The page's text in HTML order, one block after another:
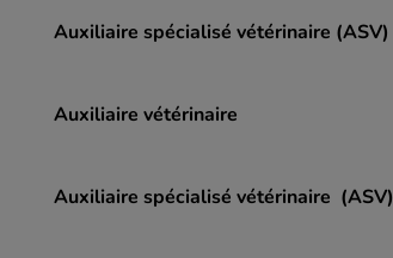
Auxiliaire spécialisé vétérinaire (ASV)
Auxiliaire vétérinaire
Auxiliaire spécialisé vétérinaire (ASV)